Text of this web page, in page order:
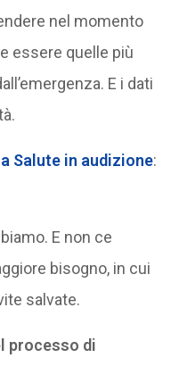
nel momento
essere quelle più
E i dati
Salute in audizione:
E non ce
bisogno, in cui
salvate.
processo di